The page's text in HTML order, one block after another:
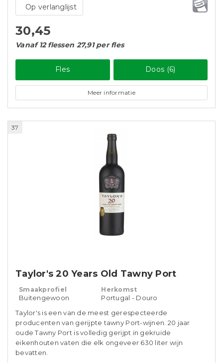
Op verlanglijst
30,45
Vanaf 12 flessen 27,91 per fles
Fles Doos (6)
Meer informatie
37
Taylor's 20 Years Old Tawny Port
Smaakprofiel
Buitengewoon
Herkomst
Portugal - Douro
Taylor's is een van de meest gerespecteerde
producenten van gerijpte tawny Port-wijnen. 20 jaar
oude Tawny Port is volledig gerijpt in gekruide
eikenhouten vaten die elk ongeveer 630 liter wijn
bevatten.